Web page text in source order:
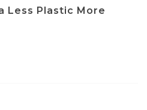
Less Plastic More